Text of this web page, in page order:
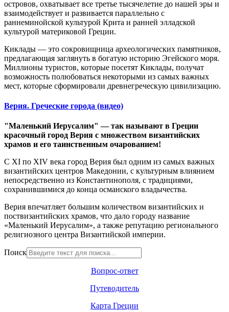
островов, охватывает все третье тысячелетие до нашей эры и
взаимодействует и развивается параллельно с
раннеминойской культурой Крита и ранней элладской
культурой материковой Греции.
Киклады — это сокровищница археологических памятников,
предлагающая заглянуть в богатую историю Эгейского моря.
Миллионы туристов, которые посетят Киклады, получат
возможность полюбоваться некоторыми из самых важных
мест, которые сформировали древнегреческую цивилизацию.
Верия. Греческие города (видео)
"Маленький Иерусалим" — так называют в Греции
красочный город Верия с множеством византийских
храмов и его таинственным очарованием!
С XI по XIV века город Верия был одним из самых важных
византийских центров Македонии, с культурным влиянием
непосредственно из Константинополя, с традициями,
сохранившимися до конца османского владычества.
Верия впечатляет большим количеством византийских и
поствизантийских храмов, что дало городу название
«Маленький Иерусалим», а также репутацию регионального
религиозного центра Византийской империи.
Поиск
Вопрос-ответ
Путеводитель
Карта Греции